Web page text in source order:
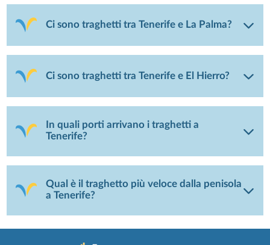
Ci sono traghetti tra Tenerife e La Palma?
Ci sono traghetti tra Tenerife e El Hierro?
In quali porti arrivano i traghetti a
Tenerife?
Qual è il traghetto più veloce dalla penisola
a Tenerife?